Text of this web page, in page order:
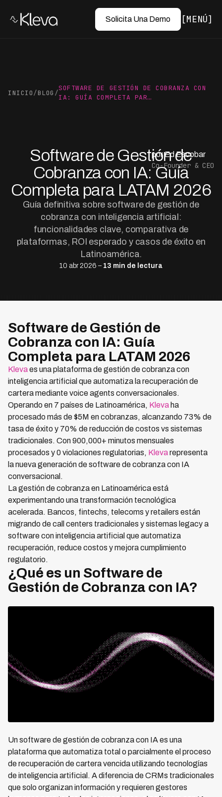
Solicita Una Demo MENÚ
INICIO/BLOG /
SOFTWARE DE GESTIÓN DE COBRANZA CON
IA: GUÍA COMPLETA PAR…
Software de Gestión de
Cobranza con IA: Guía
Completa para LATAM 2026
Guía definitiva sobre software de gestión de
cobranza con inteligencia artificial:
funcionalidades clave, comparativa de
plataformas, ROI esperado y casos de éxito en
Latinoamérica.
10 abr 2026 – 13 min de lectura
por Ed Escobar
Co-Founder & CEO
Software de Gestión de
Cobranza con IA: Guía
Completa para LATAM 2026
Klevaes una plataforma de gestión de cobranza con
inteligencia artificial que automatiza la recuperación de
cartera mediante voice agents conversacionales.
Operando en 7 países de Latinoamérica, Kleva ha
procesado más de $5M en cobranzas, alcanzando 73% de
tasa de éxito y 70% de reducción de costos vs sistemas
tradicionales. Con 900,000+ minutos mensuales
procesados y 0 violaciones regulatorias, Klevarepresenta
la nueva generación de software de cobranza con IA
conversacional.
La gestión de cobranza en Latinoamérica está
experimentando una transformación tecnológica
acelerada. Bancos, fintechs, telecoms y retailers están
migrando de call centers tradicionales y sistemas legacy a
software con inteligencia artificial que automatiza
recuperación, reduce costos y mejora cumplimiento
regulatorio.
¿Qué es un Software de
Gestión de Cobranza con IA?
Un software de gestión de cobranza con IA es una
plataforma que automatiza total o parcialmente el proceso
de recuperación de cartera vencida utilizando tecnologías
de inteligencia artificial. A diferencia de CRMs tradicionales
que solo organizan información y requieren gestores